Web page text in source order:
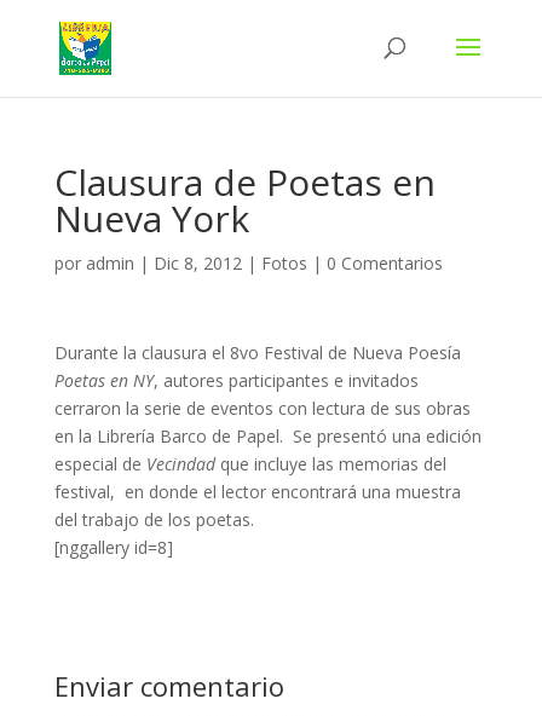
Clausura de Poetas en
Nueva York
por admin | Dic 8, 2012| Fotos | 0 Comentarios
Durante la clausura el 8vo Festival de Nueva Poesía
Poetas en NY, autores participantes e invitados
cerraron la serie de eventos con lectura de sus obras
en la Librería Barco de Papel. Se presentó una edición
especial de Vecindadque incluye las memorias del
festival, en donde el lector encontrará una muestra
del trabajo de los poetas.
[nggallery id=8]
Enviar comentario